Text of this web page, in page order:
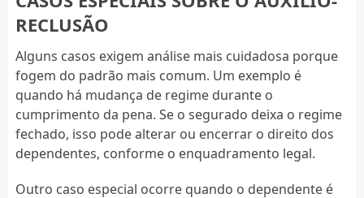
RECLUSÃO
Alguns casos exigem análise mais cuidadosa porque
fogem do padrão mais comum. Um exemplo é
quando há mudança de regime durante o
cumprimento da pena. Se o segurado deixa o regime
fechado, isso pode alterar ou encerrar o direito dos
dependentes, conforme o enquadramento legal.
Outro caso especial ocorre quando o dependente é